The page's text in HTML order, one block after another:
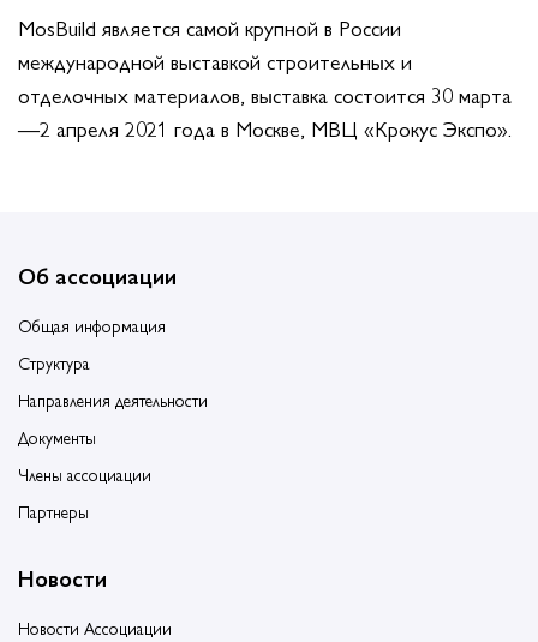
MosBuild является самой крупной в России
международной выставкой строительных и
отделочных материалов, выставка состоится 30 марта
—2 апреля 2021 года в Москве, МВЦ «Крокус Экспо».
Об ассоциации
Общая информация
Структура
Направления деятельности
Документы
Члены ассоциации
Партнеры
Новости
Новости Ассоциации